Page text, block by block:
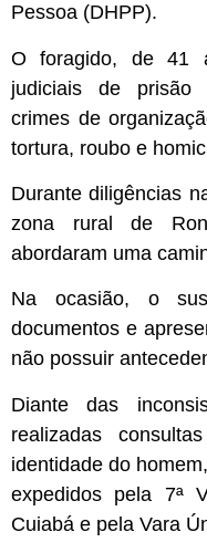
Pessoa (DHPP).
O foragido, de 41
judiciais de prisão
crimes de
tortura, roubo e
Durante diligências
zona rural de
abordaram uma
Na ocasião, o
documentos e
não possuir
Diante das
realizadas
identidade do
expedidos pela 7ª
Cuiabá e pela Vara